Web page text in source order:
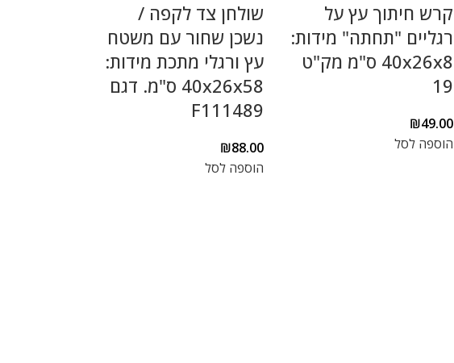
קרש חיתוך עץ על
רגליים "תחתה" מידות:
40x26x8 ס"מ מק"ט
19
₪49.00
הוספה לסל
שולחן צד לקפה /
נשכן שחור עם משטח
עץ ורגלי מתכת מידות:
40x26x58 ס"מ. דגם
F111489
₪88.00
הוספה לסל